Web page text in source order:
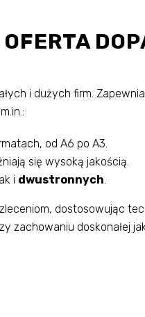
i dużych firm.
od A6 po A3.
się wysoką jakością.
i dwustronnych.
dostosowując
zachowaniu doskonałej